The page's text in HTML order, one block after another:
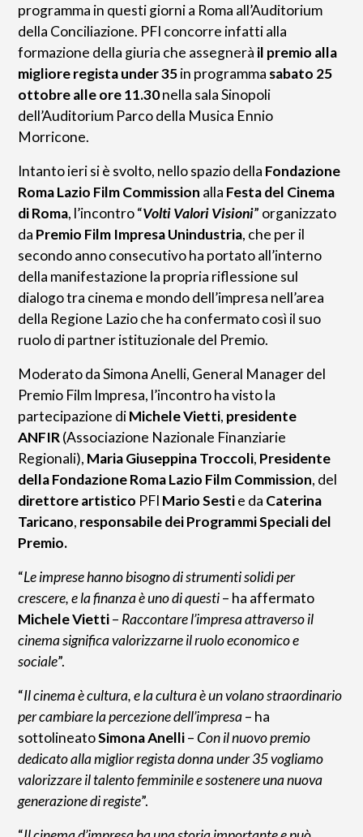
programma in questi giorni a Roma all’Auditorium
della Conciliazione. PFI concorre infatti alla
formazione della giuria che assegnerà il premio alla
migliore regista under 35in programma sabato 25
ottobre alle ore 11.30nella sala Sinopoli
dell’Auditorium Parco della Musica Ennio
Morricone.
Intanto ieri si è svolto, nello spazio della Fondazione
Roma Lazio Film Commission alla Festa del Cinema
di Roma, l’incontro “Volti Valori Visioni” organizzato
da Premio Film Impresa Unindustria, che per il
secondo anno consecutivo ha portato all’interno
della manifestazione la propria riflessione sul
dialogo tra cinema e mondo dell’impresa nell’area
della Regione Lazio che ha confermato così il suo
ruolo di partner istituzionale del Premio.
Moderato da Simona Anelli, General Manager del
Premio Film Impresa, l’incontro ha visto la
partecipazione diMichele Vietti, presidente
ANFIR(Associazione Nazionale Finanziarie
Regionali), Maria Giuseppina Troccoli, Presidente
della Fondazione Roma Lazio Film Commission, del
direttore artistico PFI Mario Sestie da Caterina
Taricano, responsabile dei Programmi Speciali del
Premio.
“Le imprese hanno bisogno di strumenti solidi per
crescere, e la finanza è uno di questi– ha affermato
Michele Vietti– Raccontare l’impresa attraverso il
cinema significa valorizzarne il ruolo economico e
sociale”.
“Il cinema è cultura, e la cultura è un volano straordinario
per cambiare la percezione dell’impresa– ha
sottolineatoSimona Anelli–Con il nuovo premio
dedicato alla miglior regista donna under 35 vogliamo
valorizzare il talento femminile e sostenere una nuova
generazione di registe”.